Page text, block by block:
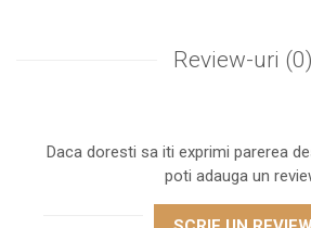
Review-uri (0)
Daca doresti sa iti exprimi parerea
poti adauga un